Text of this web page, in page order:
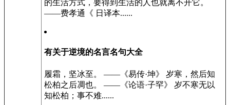
的生活方式，要得到生活的人也就离不开它。
——费孝通《 日译本......
有关于逆境的名言名句大全
履霜，坚冰至。 ——《易传·坤》 岁寒，然后知
松柏之后凋也。 ——《论语·子罕》 岁不寒无以
知松柏；事不难......